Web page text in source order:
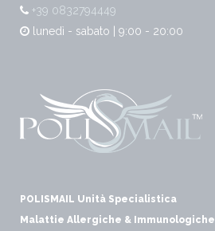
+39 0832794449
lunedì - sabato | 9:00 - 20:00
POLISMAIL Unità Specialistica
Malattie Allergiche & Immunologiche